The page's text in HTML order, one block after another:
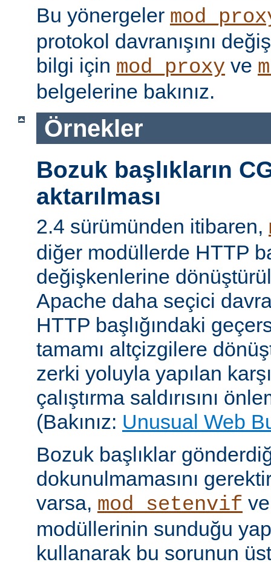
Bu yönergeler
protokol davranışını
bilgi için mod_proxy ve
belgelerine bakınız.
Örnekler
Bozuk başlıkların
aktarılması
2.4 sürümünden itibaren,
diğer modüllerde HTTP
değişkenlerine
Apache daha seçici
HTTP başlığındaki
tamamı altçizgilere
zerki yoluyla yapılan
çalıştırma saldırısını
(Bakınız: Unusual Web
Bozuk başlıklar
dokunulmamasını
varsa, mod_setenvif
modüllerinin sunduğu
kullanarak bu sorunun